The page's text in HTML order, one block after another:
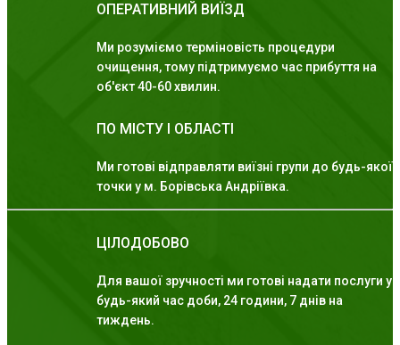
ОПЕРАТИВНИЙ ВИЇЗД
Ми розуміємо терміновість процедури
очищення, тому підтримуємо час прибуття на
об'єкт 40-60 хвилин.
ПО МІСТУ І ОБЛАСТІ
Ми готові відправляти виїзні групи до будь-якої
точки у м. Борівська Андріївка.
ЦІЛОДОБОВО
Для вашої зручності ми готові надати послуги у
будь-який час доби, 24 години, 7 днів на
тиждень.